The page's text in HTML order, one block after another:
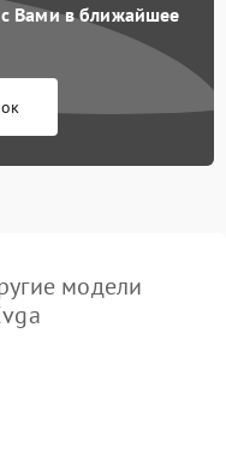
с Вами в ближайшее
модели